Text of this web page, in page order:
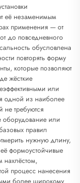
её незаменимым
применения — от
до повседневного
обусловлена
повторять форму
которые позволяют
жёсткие
или
одной из наиболее
не требуются
оборудование или
правил
нужную длину,
её формоустойчивые
нахлёстом,
процесс нанесения
более широкому